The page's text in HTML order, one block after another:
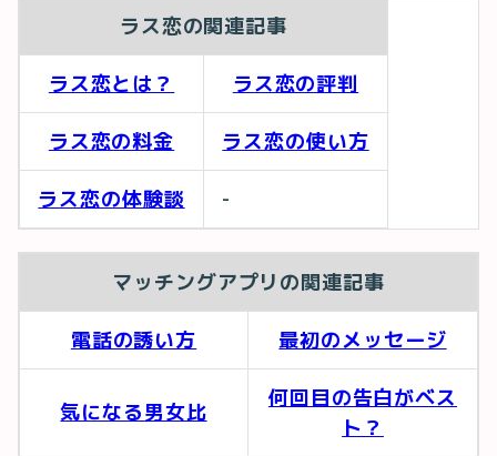
ラス恋の関連記事
ラス恋とは？ ラス恋の評判
ラス恋の料金 ラス恋の使い方
ラス恋の体験談 -
マッチングアプリの関連記事
電話の誘い方 最初のメッセージ
気になる男女比
何回目の告白がベス
ト？